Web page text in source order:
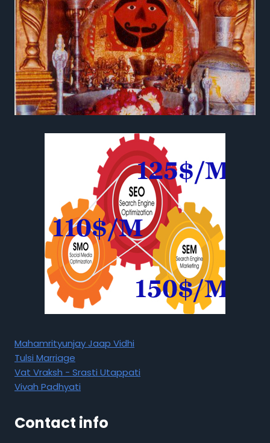
Mahamrityunjay Jaap Vidhi
Tulsi Marriage
Vat Vraksh - Srasti Utappati
Vivah Padhyati
Contact info